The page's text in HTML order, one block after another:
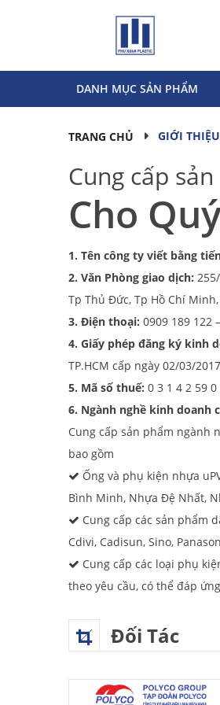
DANH MỤC SẢN PHẨM
TRANG CHỦ GIỚI THIỆU
Cung cấp
Cho
1. Tên công ty viết bằng
2. Văn Phòng giao dịch:
Tp Thủ Đức, Tp Hồ Chí Minh,
3. Điện thoại: 0909 189 122
4. Giấy phép đăng ký kinh
TP.HCM cấp ngày 02/03/2017
5. Mã số thuế: 0 3 1 4 2 59 0
6. Ngành nghề kinh doanh
Cung cấp sản phẩm ngành
bao gồm
Ống và phụ kiện nhựa
Bình Minh, Nhựa Đệ Nhất,
Cung cấp các sản phẩm
Cdivi, Cadisun, Sino,
Cung cấp các loại phụ
theo yêu cầu, có thể đáp
Đối Tác